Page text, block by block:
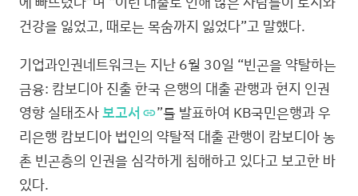
건강을 잃었고, 때로는 목숨까지 잃었다”고 말했다.
기업과인권네트워크는 지난 6월 30일 “빈곤을 약탈하는
금융: 캄보디아 진출 한국 은행의 대출 관행과 현지 인권
영향 실태조사보고서
”를 발표하여 KB국민은행과 우
리은행 캄보디아 법인의 약탈적 대출 관행이 캄보디아 농
촌 빈곤층의 인권을 심각하게 침해하고 있다고 보고한 바
있다.